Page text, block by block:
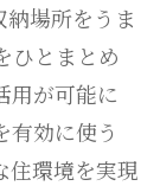
場所をうま
ひとまとめ
用が可能に
有効に使う
住環境を実現